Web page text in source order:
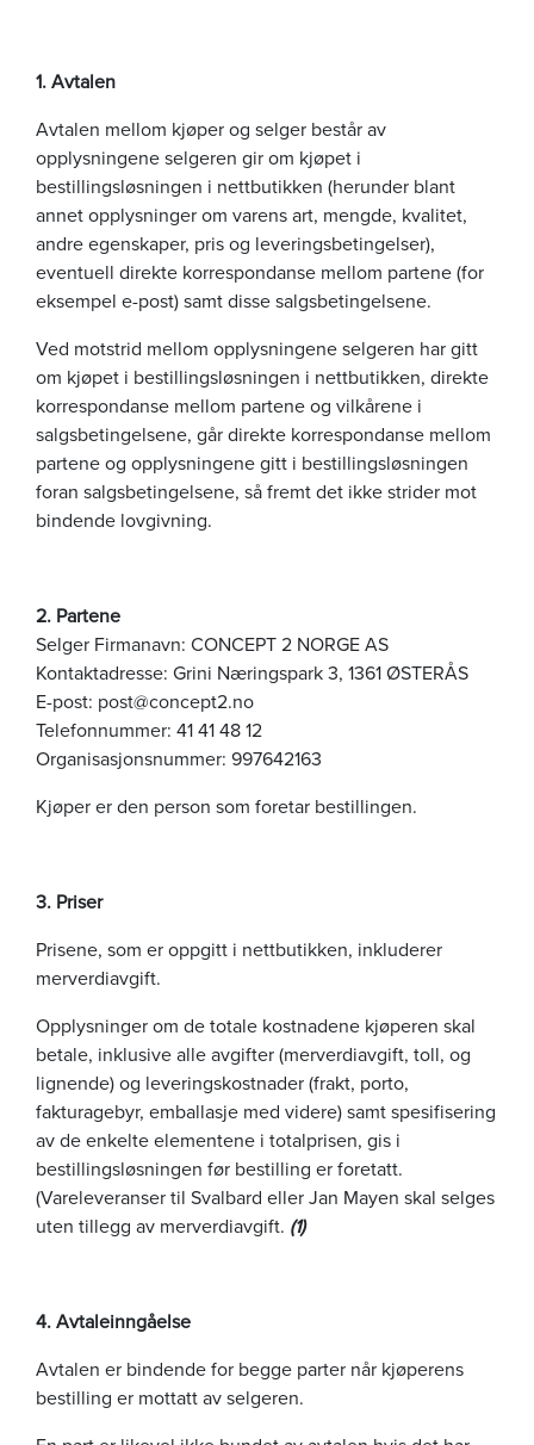
1. Avtalen
Avtalen mellom kjøper og selger består av
opplysningene selgeren gir om kjøpet i
bestillingsløsningen i nettbutikken (herunder blant
annet opplysninger om varens art, mengde, kvalitet,
andre egenskaper, pris og leveringsbetingelser),
eventuell direkte korrespondanse mellom partene (for
eksempel e-post) samt disse salgsbetingelsene.
Ved motstrid mellom opplysningene selgeren har gitt
om kjøpet i bestillingsløsningen i nettbutikken, direkte
korrespondanse mellom partene og vilkårene i
salgsbetingelsene, går direkte korrespondanse mellom
partene og opplysningene gitt i bestillingsløsningen
foran salgsbetingelsene, så fremt det ikke strider mot
bindende lovgivning.
2. Partene
Selger Firmanavn: CONCEPT 2 NORGE AS
Kontaktadresse: Grini Næringspark 3, 1361 ØSTERÅS
E-post: post@concept2.no
Telefonnummer: 41 41 48 12
Organisasjonsnummer: 997642163
Kjøper er den person som foretar bestillingen.
3. Priser
Prisene, som er oppgitt i nettbutikken, inkluderer
merverdiavgift.
Opplysninger om de totale kostnadene kjøperen skal
betale, inklusive alle avgifter (merverdiavgift, toll, og
lignende) og leveringskostnader (frakt, porto,
fakturagebyr, emballasje med videre) samt spesifisering
av de enkelte elementene i totalprisen, gis i
bestillingsløsningen før bestilling er foretatt.
(Vareleveranser til Svalbard eller Jan Mayen skal selges
uten tillegg av merverdiavgift. (1)
4. Avtaleinngåelse
Avtalen er bindende for begge parter når kjøperens
bestilling er mottatt av selgeren.